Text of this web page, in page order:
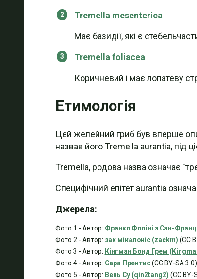
Tremella mesenterica
Має базидії, які є
Tremella foliacea
Коричневий і має лопатеву
Етимологія
Цей желейний гриб був вперше
назвав його Tremella aurantia, під
Tremella, родова назва означає
Специфічний епітет aurantia
Джерела:
Фото 1 - Автор: Франко Фоліні з Сан-
Фото 2 - Автор: зак мікалоніс (zackm) (CC
Фото 3 - Автор: Кінгман Бонд Грем
Фото 4 - Автор: Сара Прентис(CC BY-SA 3.0)
Фото 5 - Автор: Вень Су (qin2tang2) (CC BY-